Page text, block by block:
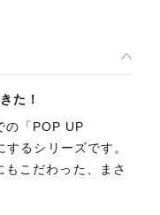
た！
の「POP UP
るシリーズです。
こだわった、まさ